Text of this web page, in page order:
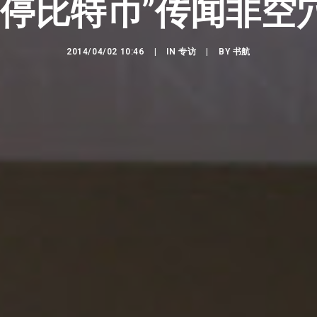
比特币”传闻非空
2014/04/02 10:46 IN专访 BY 书航